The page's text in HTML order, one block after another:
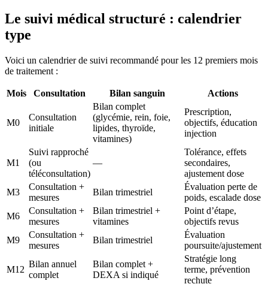
Le suivi médical structuré : calendrier
type
Voici un calendrier de suivi recommandé pour les 12 premiers mois
de traitement :
Mois Consultation Bilan sanguin Actions
M0
Consultation
initiale
Bilan complet
(glycémie, rein, foie,
lipides, thyroïde,
vitamines)
Prescription,
objectifs, éducation
injection
M1
Suivi rapproché
(ou
téléconsultation)
—
Tolérance, effets
secondaires,
ajustement dose
M3
Consultation +
mesures
Bilan trimestriel
Évaluation perte de
poids, escalade dose
M6
Consultation +
mesures
Bilan trimestriel +
vitamines
Point d’étape,
objectifs revus
M9
Consultation +
mesures
Bilan trimestriel
Évaluation
poursuite/ajustement
M12
Bilan annuel
complet
Bilan complet +
DEXA si indiqué
Stratégie long
terme, prévention
rechute